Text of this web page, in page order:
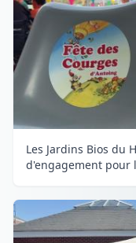
Les Jardins Bios du
d'engagement pour